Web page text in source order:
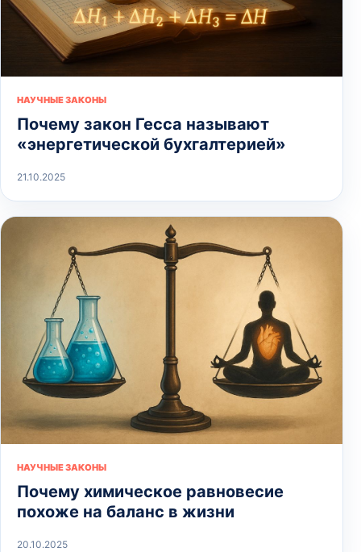
НАУЧНЫЕ ЗАКОНЫ
Почему закон Гесса называют
«энергетической бухгалтерией»
21.10.2025
НАУЧНЫЕ ЗАКОНЫ
Почему химическое равновесие
похоже на баланс в жизни
20.10.2025